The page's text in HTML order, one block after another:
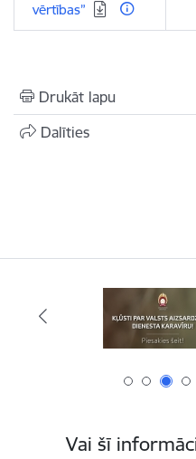
vērtības”
Drukāt lapu
Dalīties
Vai šī